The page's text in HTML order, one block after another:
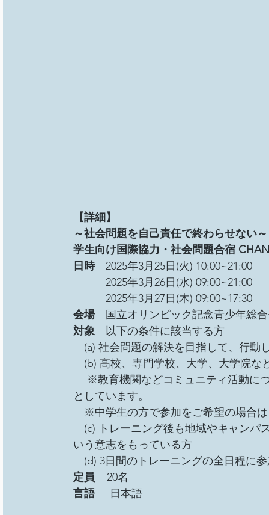
【詳細】
～社会問題を自己責任で終わらせない～
学生向け国際協力・社会問題合宿
日時 2025年3月25日(火) 10:00~21:00
2025年3月26日(水) 09:00~21:00
2025年3月27日(木) 09:00~17:30
会場
国立オリンピック記念青少年総
対象
以下の条件に該当する方
(a) 社会問題の解決を目指して、行動
(b) 高校、専門学校、大学、大学院な
※教育機関などコミュニティ活動に
としています。
※中学生の方で参加をご希望の場合は
(c) トレーニング後も地域やキャンパ
いう意志をもっている方
(d) 3日間のトレーニングの全日程に
定員 20名
言語
日本語